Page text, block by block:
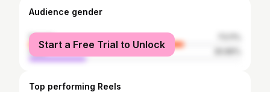
Audience gender
female
male
Start a Free Trial to Unlock
Top performing Reels